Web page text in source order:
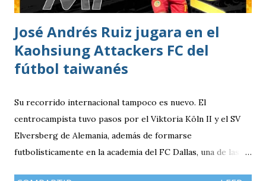
José Andrés Ruiz jugara en el
Kaohsiung Attackers FC del
fútbol taiwanés
Su recorrido internacional tampoco es nuevo. El
centrocampista tuvo pasos por el Viktoria Köln II y el SV
Elversberg de Alemania, además de formarse
futbolísticamente en la academia del FC Dallas, una de las